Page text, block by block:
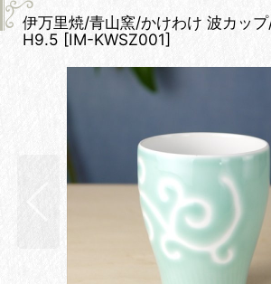
伊万里焼/青山窯/かけわけ 波カッ
H9.5 [IM-KWSZ001]